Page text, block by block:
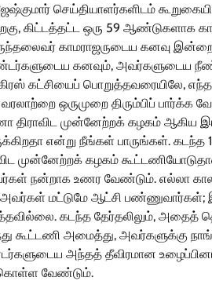
செய்தியாளர்களிடம்
கிட்டத்தட்ட ஒரு 59 ஆண்டுகளாக
காமராஜருடைய கனவு
கனவும், அவர்களுடைய
கட்சியைப் பொறுத்தவரையிலே,
ஒருமுறை திரும்பிப் பார்க்க
திராவிட முன்னேற்றக் கழகம் ஆகிய
என்று நீங்கள் பாருங்கள். ​கடந்த
முன்னேற்றக் கழகம்
நன்றாக உணர வேண்டும். எல்லா
அவர்கள் மட்டுமே ஆட்சி பண்ணுவார்கள்;
கடந்த தேர்தலிலும், அதைத்
கூட்டணி அமைத்து, அவர்களுக்கு
அந்தத் தீவிரமான
கொள்ள வேண்டும்.